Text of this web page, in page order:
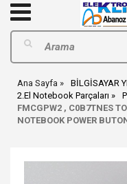
Ana Sayfa BİLGİSAYAR
2.El Notebook Parçaları
FMCGPW2 , C0B7TNES
NOTEBOOK POWER